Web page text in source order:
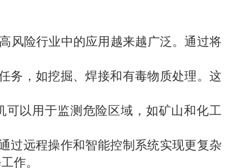
风险行业中的应用越来越广泛。通过将
务，如挖掘、焊接和有毒物质处理。这
以用于监测危险区域，如矿山和化工
过远程操作和智能控制系统实现更复杂
作。